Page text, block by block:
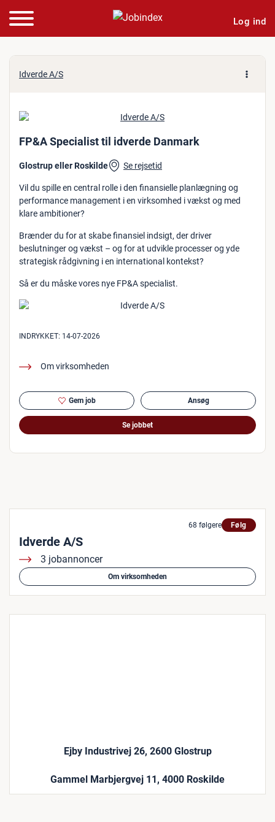
Log ind
Jobannonce: FP&A
Idverde A/S
FP&A Specialist til idverde Danmark
Glostrup eller Roskilde Se rejsetid
Vil du spille en central rolle i den finansielle planlægning og
performance management i en virksomhed i vækst og med
klare ambitioner?
Brænder du for at skabe finansiel indsigt, der driver
beslutninger og vækst – og for at udvikle processer og yde
strategisk rådgivning i en international kontekst?
Så er du måske vores nye FP&A specialist.
Om virksomheden
INDRYKKET: 14-07-2026
Gem job Ansøg
Se jobbet
68 følgere Følg
Idverde A/S
3 jobannoncer
Om virksomheden
Ejby Industrivej 26, 2600 Glostrup
Gammel Marbjergvej 11, 4000 Roskilde